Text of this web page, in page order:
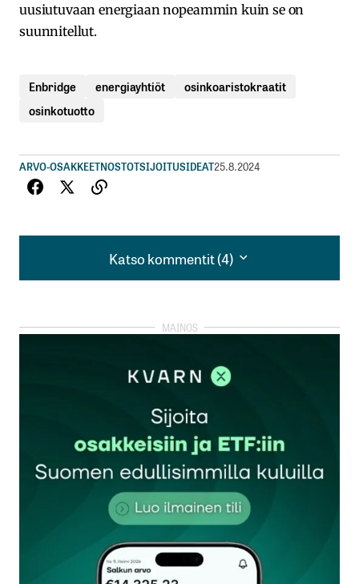
uusiutuvaan energiaan nopeammin kuin se on
suunnitellut.
Enbridge energiayhtiöt
osinkoaristokraatit
osinkotuotto
ARVO-OSAKKEETNOSTOTSIJOITUSIDEAT25.8.2024
Katso kommentit (4)
Katso kommentit (4)
Rami Routa
Maksaa 2,5 kertaisesti tuottojensa verran osinkoja.
Kauankohan pysyy osakearistrokraattina?
26.8.2024 at 00:37